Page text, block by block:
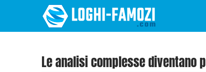
Le analisi complesse diventano